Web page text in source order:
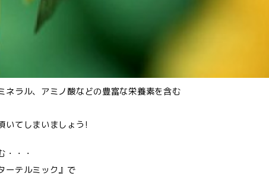
ネラル、アミノ酸などの豊富な栄養素を含む
いてしまいましょう!
・・・
ーテルミック』で